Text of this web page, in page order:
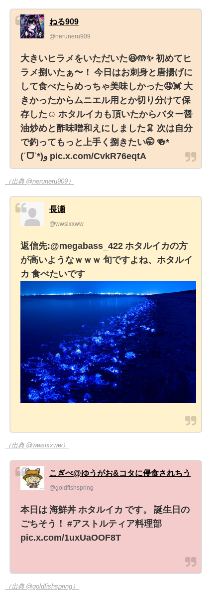
ねる909
@neruneru909
大きいヒラメをいただいた😆🤲✨️ 初めてヒ
ラメ捌いたぁ〜！ 今日はお刺身と唐揚げに
して食べたらめっちゃ美味しかった🤤💓 大
きかったからムニエル用とか切り分けて保
存した☺️ ホタルイカも頂いたからバター醤
油炒めと酢味噌和えにしました🦑 次は自分
で釣ってもっと上手く捌きたい🤭 🍻*
(ˊᗜˋ*)و pic.x.com/CvkR76eqtA
（出典 @neruneru909）
長瀬
@wwsixxww
返信先:@megabass_422 ホタルイカの方
が高いようなｗｗｗ 旬ですよね、ホタルイ
カ 食べたいです
（出典 @wwsixxww）
こぎぺ@ゆうがお&コタに侵食されちう
@goldfishspring
本日は 海鮮丼 ホタルイカ です。 誕生日の
ごちそう！ #アストルティア料理部
pic.x.com/1uxUaOOF8T
（出典 @goldfishspring）